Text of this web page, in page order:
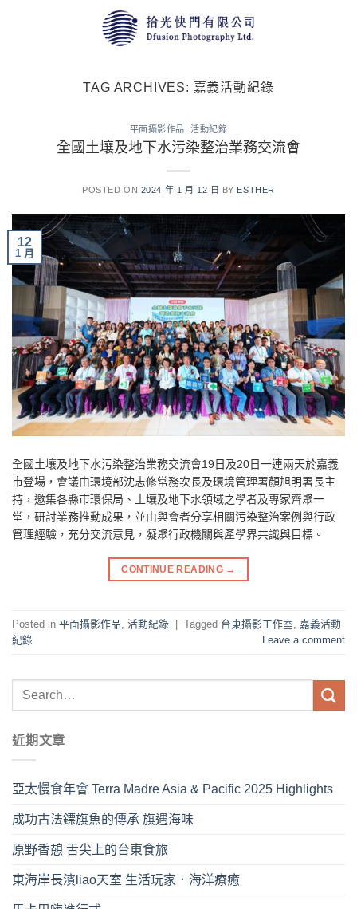
TAG ARCHIVES: 嘉義活動紀錄
平⾯攝影作品 ,活動紀錄
全國土壤及地下水污染整治業務交流會
POSTED ON 2024 年 1 月 12 日 BY ESTHER
12
1 月
全國土壤及地下水污染整治業務交流會19日及20日一連兩天於嘉義
市登場，會議由環境部沈志修常務次長及環境管理署顏旭明署長主
持，邀集各縣市環保局、土壤及地下水領域之學者及專家齊聚一
堂，研討業務推動成果，並由與會者分享相關污染整治案例與行政
管理經驗，充分交流意見，凝聚行政機關與產學界共識與目標。
CONTINUE READING →
Posted in 平⾯攝影作品 活動紀錄 | Tagged 台東攝影工作室 嘉義活動
紀錄
Leave a comment
近期文章
亞太慢食年會 Terra Madre Asia & Pacific 2025 Highlights
成功古法鏢旗魚的傳承 旗遇海味
原野香憩 舌尖上的台東食旅
東海岸長濱liao天室 生活玩家．海洋療癒